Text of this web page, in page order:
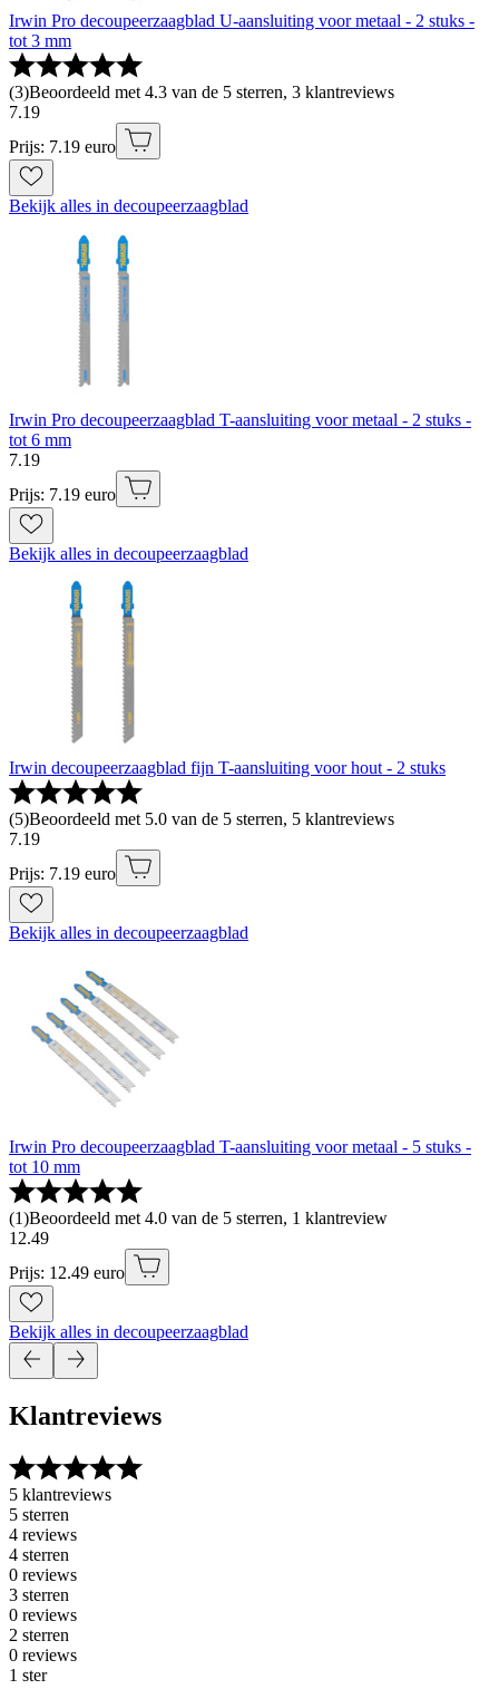
Irwin Pro decoupeerzaagblad U-aansluiting voor metaal - 2 stuks -
tot 3 mm
(3)Beoordeeld met 4.3 van de 5 sterren, 3 klantreviews
7.19
Prijs: 7.19 euro
Bekijk alles in decoupeerzaagblad
Irwin Pro decoupeerzaagblad T-aansluiting voor metaal - 2 stuks -
tot 6 mm
7.19
Prijs: 7.19 euro
Bekijk alles in decoupeerzaagblad
Irwin decoupeerzaagblad fijn T-aansluiting voor hout - 2 stuks
(5)Beoordeeld met 5.0 van de 5 sterren, 5 klantreviews
7.19
Prijs: 7.19 euro
Bekijk alles in decoupeerzaagblad
Irwin Pro decoupeerzaagblad T-aansluiting voor metaal - 5 stuks -
tot 10 mm
(1)Beoordeeld met 4.0 van de 5 sterren, 1 klantreview
12.49
Prijs: 12.49 euro
Bekijk alles in decoupeerzaagblad
Klantreviews
5 klantreviews
5 sterren
4 reviews
4 sterren
0 reviews
3 sterren
0 reviews
2 sterren
0 reviews
1 ster